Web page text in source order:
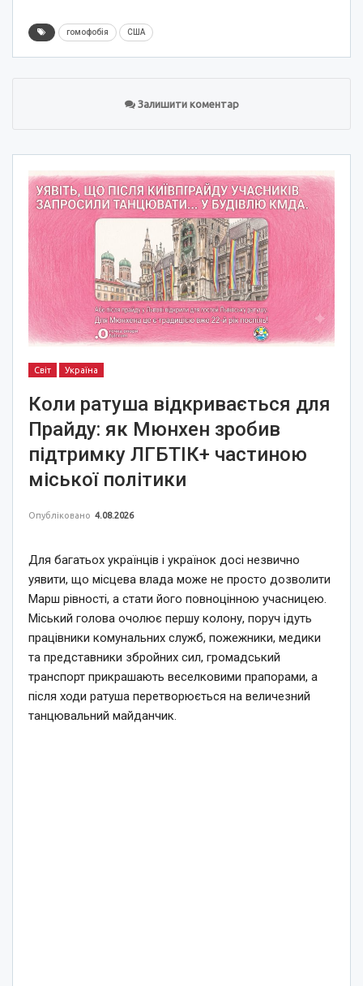
гомофобія США
Залишити коментар
Світ Україна
Коли ратуша відкривається для
Прайду: як Мюнхен зробив
підтримку ЛГБТІК+ частиною
міської політики
Опубліковано 4.08.2026
Для багатьох українців і українок досі незвично
уявити, що місцева влада може не просто дозволити
Марш рівності, а стати його повноцінною учасницею.
Міський голова очолює першу колону, поруч ідуть
працівники комунальних служб, пожежники, медики
та представники збройних сил, громадський
транспорт прикрашають веселковими прапорами, а
після ходи ратуша перетворюється на величезний
танцювальний майданчик.